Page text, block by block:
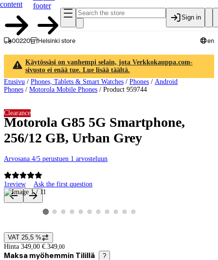
content
footer
Sign in
00220 Helsinki store en
Käytössäsi on vanhempi selain, jota Verkkokauppa.com-
sivusto ei enää tue. Lue lisää täältä.
Etusivu / Phones, Tablets & Smart Watches / Phones / Android
Phones / Motorola Mobile Phones / Product 959744
Motorola G85 5G Smartphone,
256/12 GB, Urban Grey
Arvosana 4/5 perustuen 1 arvosteluun
1review Ask the first question
Clearance
Product images and videos
View product image 1
View product image 2
View product image 3
View product image 4
View product image 5
View product image 6
View product image 7
View product image 8
View product image 9
View product image 10
View product image 11
Price details
VAT 25,5 %
Hinta 349,00 €. 349,00
Maksa myöhemmin Tilillä ?